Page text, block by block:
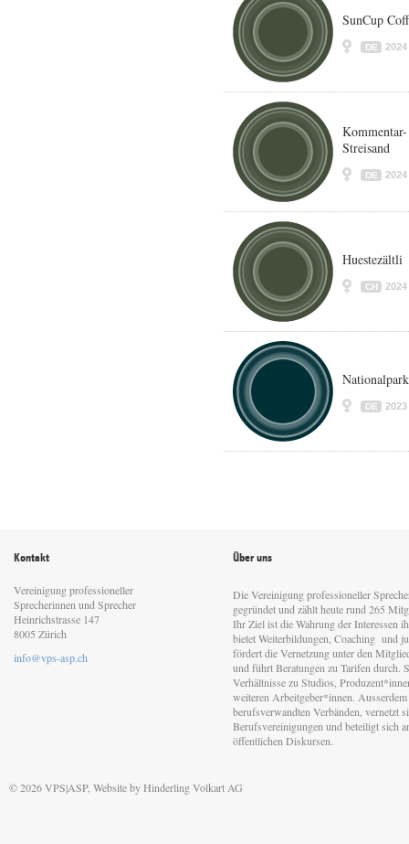
SunCup
DE 2024
Streisand
DE 2024
Huestezältli
CH 2024
DE 2023
Kontakt
Vereinigung professioneller
Sprecherinnen und Sprecher
Heinrichstrasse 147
8005 Zürich
info@vps-asp.ch
Über uns
Die Vereinigung professioneller
gegründet und zählt heute rund 265
Ihr Ziel ist die Wahrung der Interessen
bietet Weiterbildungen, Coaching und
fördert die Vernetzung unter den
und führt Beratungen zu Tarifen durch.
Verhältnisse zu Studios,
weiteren Arbeitgeber*innen.
berufsverwandten Verbänden, vernetzt
Berufsvereinigungen und beteiligt sich
öffentlichen Diskursen.
© 2026 VPS|ASP, Website byHinderling Volkart AG